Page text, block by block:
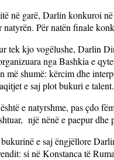
në garë, Darlin konkuroi
natyrën. Për natën finale
tek kjo vogëlushe, Darlin
nga Bashkia e
më shumë: kërcim dhe
e saj plot bukuri e talent.
e natyrshme, pas çdo
një nënë e paepur
e saj ëngjëllore
si në Konstanca të